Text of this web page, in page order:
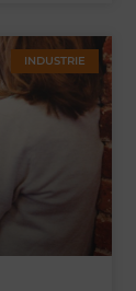
INDUSTRIE